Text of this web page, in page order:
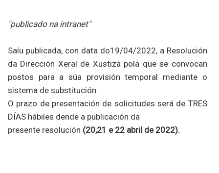
"publicado na intranet"
Saíu publicada, con data do19/04/2022, a Resolución
da Dirección Xeral de Xustiza pola que se convocan
postos para a súa provisión temporal mediante o
sistema de substitución.
O prazo de presentación de solicitudes será de TRES
DÍAS hábiles dende a publicación da
presente resolución (20,21 e 22 abril de 2022).